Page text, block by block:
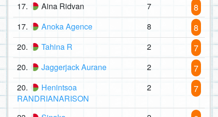
17. Aina Ridvan 7 8
17. Anoka Agence 8 8
20. Tahina R 2 7
20. Jaggerjack Aurane 2 7
20.
Henintsoa
RANDRIANARISON
2 7